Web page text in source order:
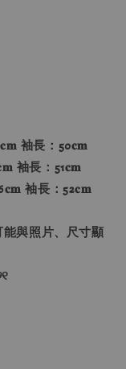
袖長：50𝐜𝐦
袖長：51𝐜𝐦
袖長：52𝐜𝐦
與照片、尺寸顯